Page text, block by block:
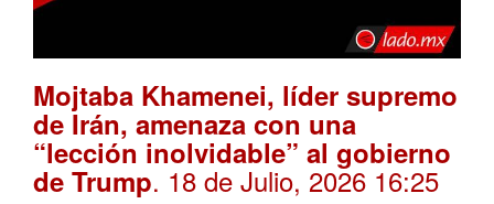
Mojtaba Khamenei, líder supremo
de Irán, amenaza con una
“lección inolvidable” al gobierno
de Trump. 18 de Julio, 2026 16:25